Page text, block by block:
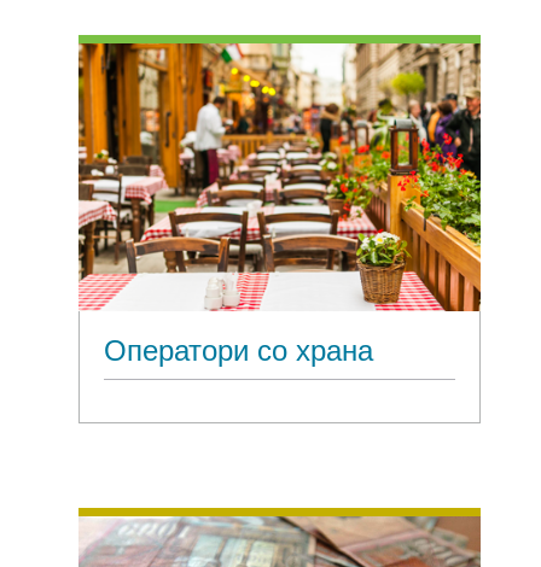
Оператори со храна